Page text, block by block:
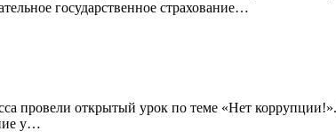
государственное страхование…
провели открытый урок по теме «Нет
у…